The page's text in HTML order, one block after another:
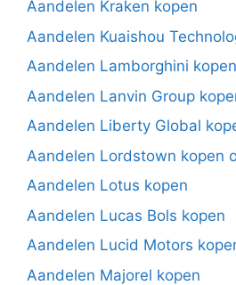
Aandelen Kraken kopen
Aandelen Kuaishou
Aandelen Lamborghini kopen
Aandelen Lanvin Group
Aandelen Liberty Global
Aandelen Lordstown kopen
Aandelen Lotus kopen
Aandelen Lucas Bols kopen
Aandelen Lucid Motors
Aandelen Majorel kopen